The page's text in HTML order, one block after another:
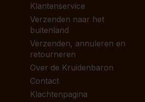
Klantenservice
Verzenden naar het
buitenland
Verzenden, annuleren en
retourneren
Over de Kruidenbaron
Contact
Klachtenpagina